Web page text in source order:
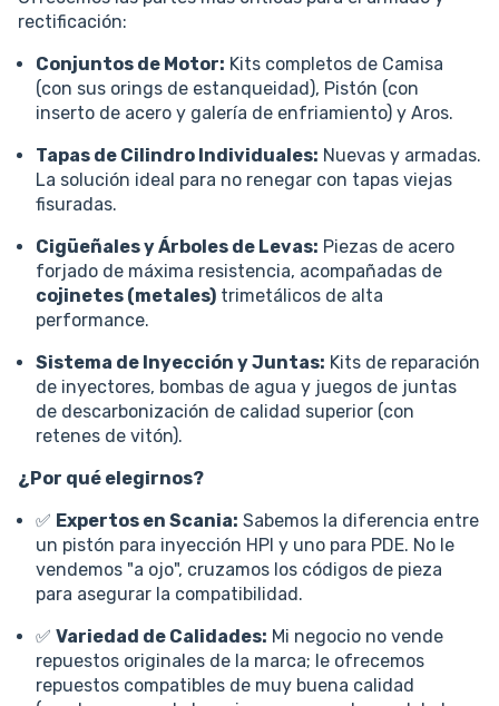
rectificación:
Conjuntos de Motor: Kits completos de Camisa
(con sus orings de estanqueidad), Pistón (con
inserto de acero y galería de enfriamiento) y Aros.
Tapas de Cilindro Individuales: Nuevas y armadas.
La solución ideal para no renegar con tapas viejas
fisuradas.
Cigüeñales y Árboles de Levas: Piezas de acero
forjado de máxima resistencia, acompañadas de
cojinetes (metales) trimetálicos de alta
performance.
Sistema de Inyección y Juntas: Kits de reparación
de inyectores, bombas de agua y juegos de juntas
de descarbonización de calidad superior (con
retenes de vitón).
¿Por qué elegirnos?
✅ Expertos en Scania: Sabemos la diferencia entre
un pistón para inyección HPI y uno para PDE. No le
vendemos "a ojo", cruzamos los códigos de pieza
para asegurar la compatibilidad.
✅ Variedad de Calidades: Mi negocio no vende
repuestos originales de la marca; le ofrecemos
repuestos compatibles de muy buena calidad